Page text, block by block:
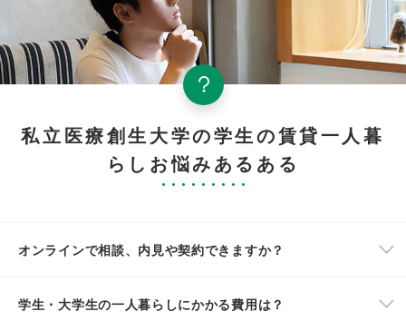
私立医療創生大学の学生の賃貸一人暮
らしお悩みあるある
オンラインで相談、内見や契約できますか？
学生・大学生の一人暮らしにかかる費用は？